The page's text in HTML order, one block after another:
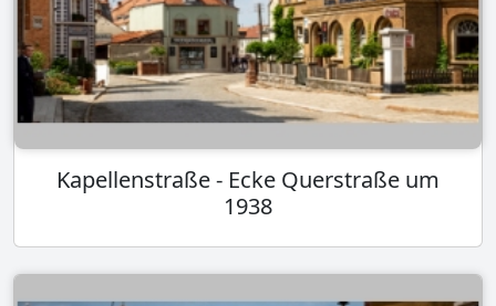
Kapellenstraße - Ecke Querstraße um
1938